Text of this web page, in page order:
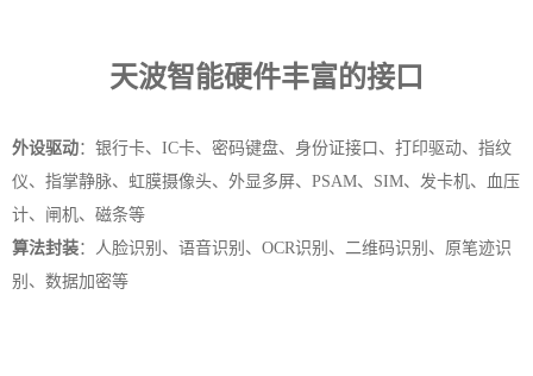
天波智能硬件丰富的接口
外设驱动：银行卡、IC卡、密码键盘、身份证接口、打印驱动、指纹
仪、指掌静脉、虹膜摄像头、外显多屏、PSAM、SIM、发卡机、血压
计、闸机、磁条等
算法封装：人脸识别、语音识别、OCR识别、二维码识别、原笔迹识
别、数据加密等